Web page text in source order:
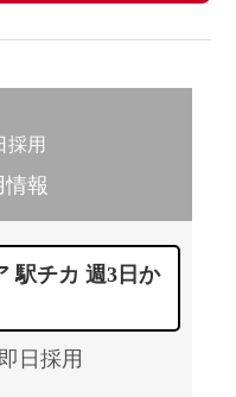
採用
報
駅チカ 週3日か
日採用